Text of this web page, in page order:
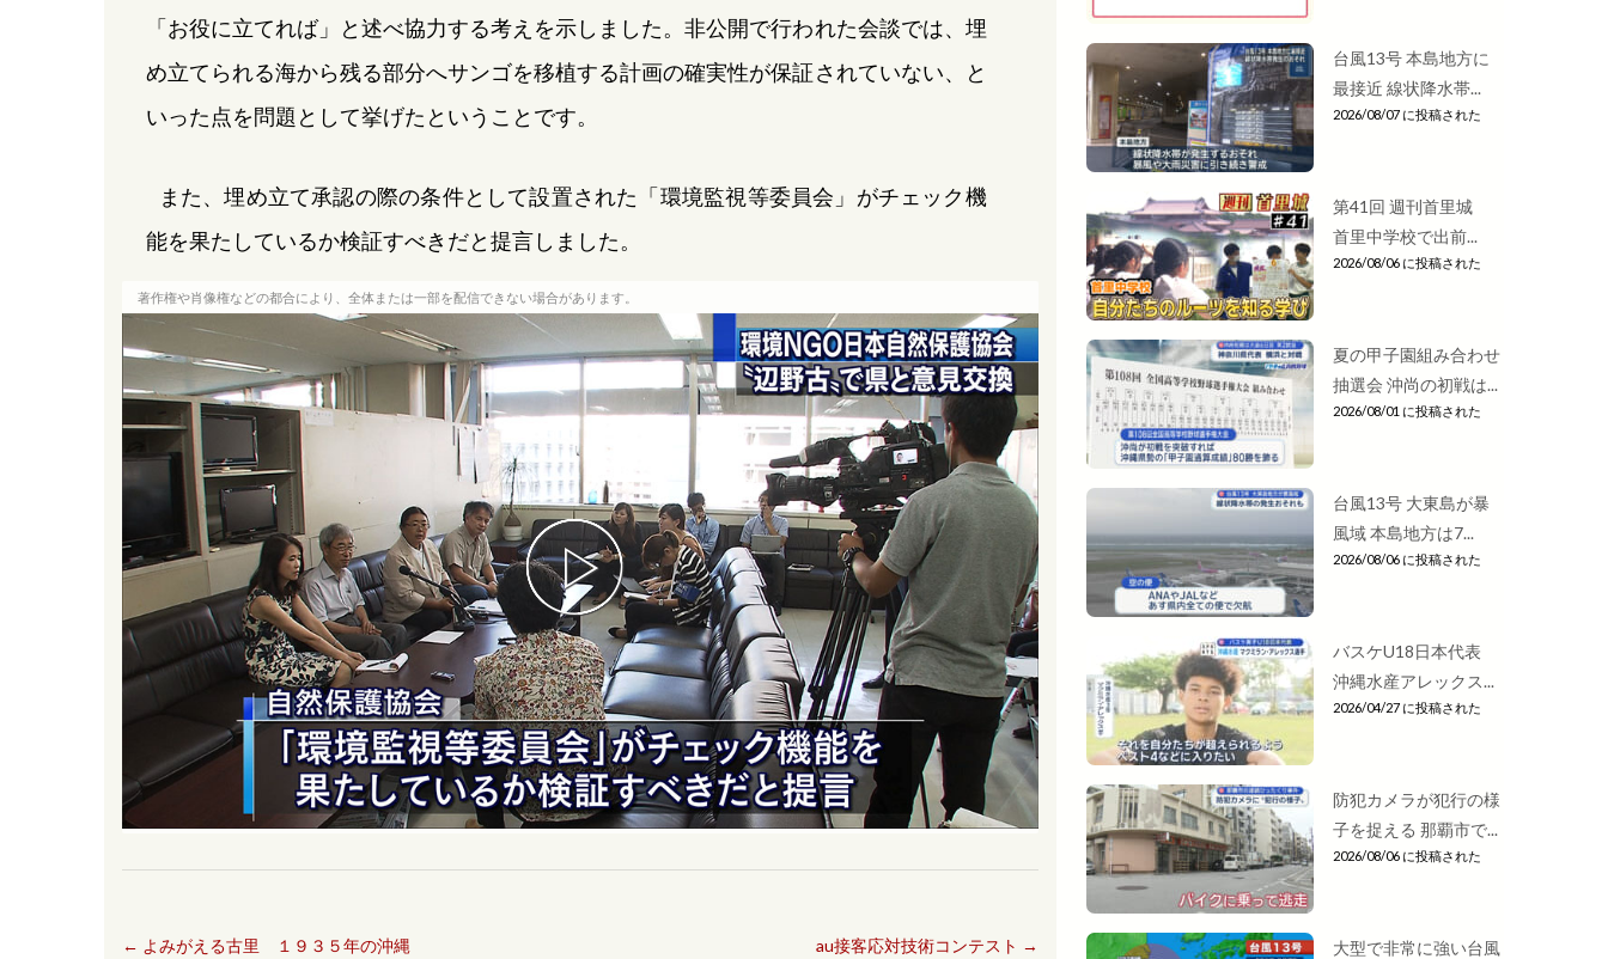
「お役に立てれば」と述べ協力する考えを示しました。非公開で行われた会談では、埋
め立てられる海から残る部分へサンゴを移植する計画の確実性が保証されていない、と
いった点を問題として挙げたということです。
また、埋め立て承認の際の条件として設置された「環境監視等委員会」がチェック機
能を果たしているか検証すべきだと提言しました。
著作権や肖像権などの都合により、全体または一部を配信できない場合があります。
← よみがえる古里 １９３５年の沖縄 au接客応対技術コンテスト →
台風13号 本島地方に
最接近 線状降水帯...
2026/08/07 に投稿された
第41回 週刊首里城
首里中学校で出前...
2026/08/06 に投稿された
夏の甲子園組み合わせ
抽選会 沖尚の初戦は...
2026/08/01 に投稿された
台風13号 大東島が暴
風域 本島地方は7...
2026/08/06 に投稿された
バスケU18日本代表
沖縄水産アレックス...
2026/04/27 に投稿された
防犯カメラが犯行の様
子を捉える 那覇市で...
2026/08/06 に投稿された
大型で非常に強い台風